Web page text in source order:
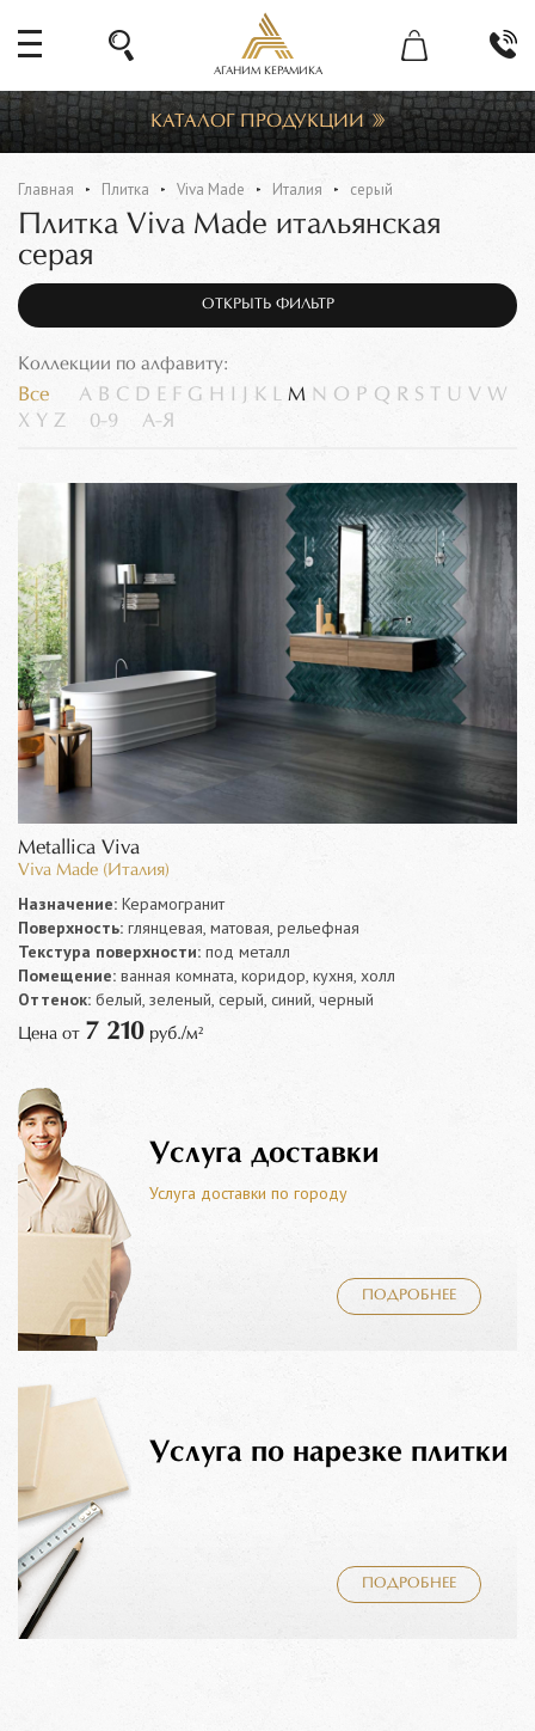
АГАНИМ КЕРАМИКА
КАТАЛОГ ПРОДУКЦИИ
Главная Плитка Viva Made Италия серый
Плитка Viva Made итальянская
серая
ОТКРЫТЬ ФИЛЬТР
Коллекции по алфавиту:
Все A B C D E F G H K L M N O P Q R S U V W
X Y Z 0-9 А-Я
Metallica Viva
Viva Made (Италия)
Назначение: Керамогранит
Поверхность: глянцевая, матовая, рельефная
Текстура поверхности: под металл
Помещение: ванная комната, коридор, кухня, холл
Оттенок: белый, зеленый, серый, синий, черный
Цена от 7 210 руб./м²
Услуга доставки
Услуга доставки по городу
ПОДРОБНЕЕ
Услуга по нарезке плитки
ПОДРОБНЕЕ